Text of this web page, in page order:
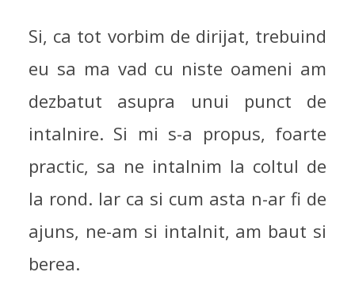
Si, ca tot vorbim de dirijat, trebuind
eu sa ma vad cu niste oameni am
dezbatut asupra unui punct de
intalnire. Si mi s-a propus, foarte
practic, sa ne intalnim la coltul de
la rond. Iar ca si cum asta n-ar fi de
ajuns, ne-am si intalnit, am baut si
berea.